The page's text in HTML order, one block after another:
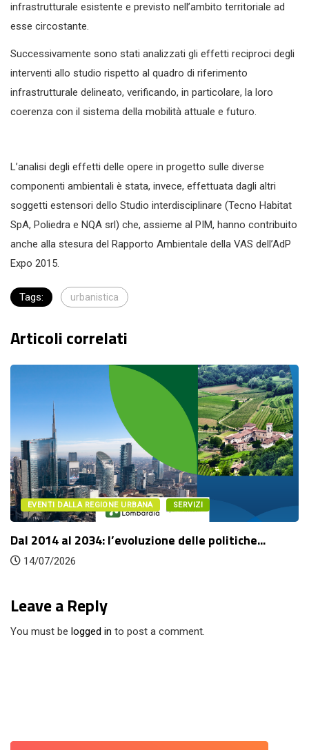
infrastrutturale esistente e previsto nell’ambito territoriale ad
esse circostante.
Successivamente sono stati analizzati gli effetti reciproci degli
interventi allo studio rispetto al quadro di riferimento
infrastrutturale delineato, verificando, in particolare, la loro
coerenza con il sistema della mobilità attuale e futuro.
L’analisi degli effetti delle opere in progetto sulle diverse
componenti ambientali è stata, invece, effettuata dagli altri
soggetti estensori dello Studio interdisciplinare (Tecno Habitat
SpA, Poliedra e NQA srl) che, assieme al PIM, hanno contribuito
anche alla stesura del Rapporto Ambientale della VAS dell’AdP
Expo 2015.
Tags: urbanistica
Articoli correlati
EVENTI DALLA REGIONE URBANA SERVIZI
2014 al 2034: l’evoluzione delle politiche...
07/2026
Leave a Reply
You must be logged in to post a comment.